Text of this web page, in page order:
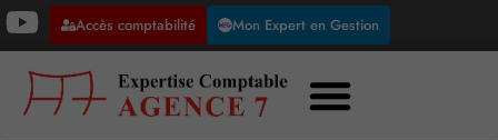
Accès comptabilité Mon Expert en Gestion